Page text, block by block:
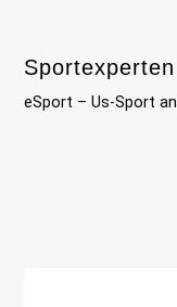
content
eSport – Us-Sport